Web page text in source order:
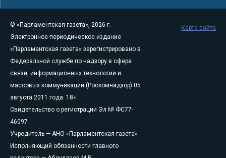
© «Парламентская газета», 2026 г.
Электронное периодическое издание
«Парламентская газета» зарегистрировано в
Федеральной службе по надзору в сфере
связи, информационных технологий и
массовых коммуникаций (Роскомнадзор) 05
августа 2011 года. 18+
Свидетельство о регистрации Эл № ФС77-
46097
Учредитель — АНО «Парламентская газета»
Исполняющий обязанности главного
Карта сайта